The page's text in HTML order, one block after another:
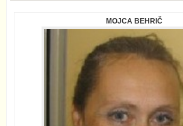
MOJCA BEHRIČ